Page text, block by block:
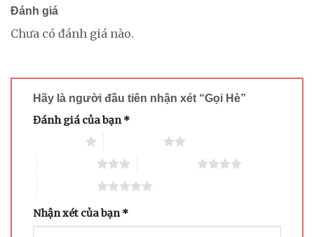
Đánh giá
Chưa có đánh giá nào.
Hãy là người đầu tiên nhận xét “Gọi Hè”
Đánh giá của bạn*
Nhận xét của bạn*